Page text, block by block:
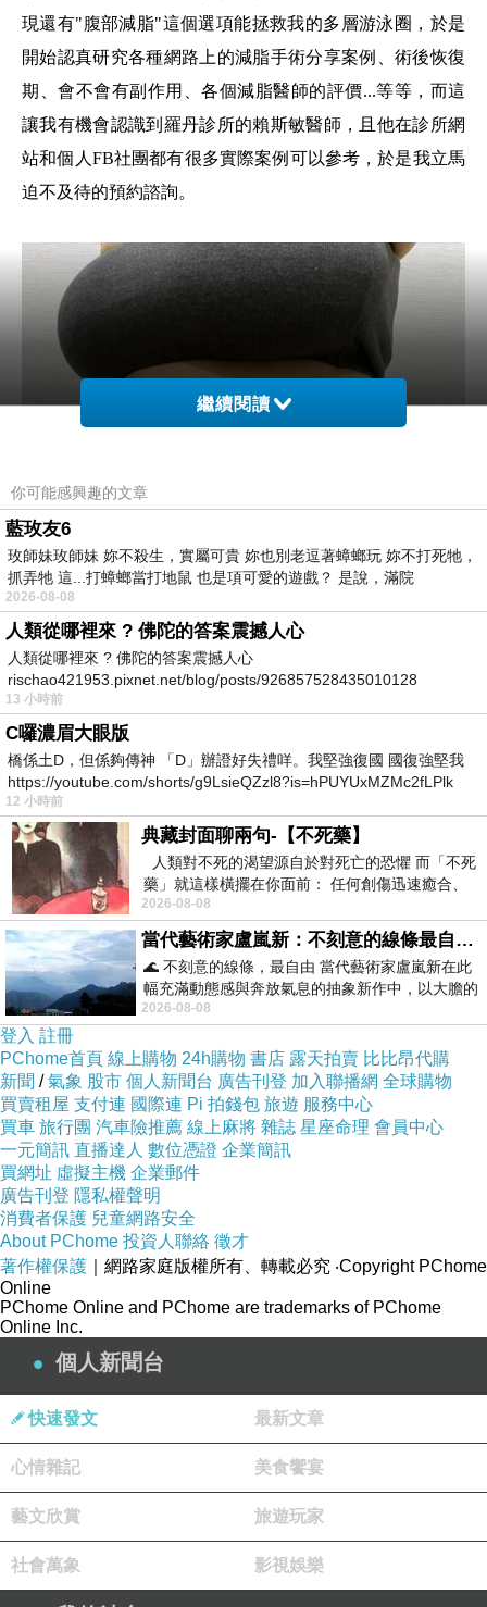
現還有"腹部減脂"這個選項能拯救我的多層游泳圈，於是
開始認真研究各種網路上的減脂手術分享案例、術後恢復
期、會不會有副作用、各個減脂醫師的評價...等等，而這
讓我有機會認識到羅丹診所的賴斯敏醫師，且他在診所網
站和個人FB社團都有很多實際案例可以參考，於是我立馬
迫不及待的預約諮詢。
▲術前追求更纖瘦美麗的腰身
▲術後瘦小腹瘦肚子有感，擁有美好腰線
雷射減脂手術專業評估 快速雕塑腹部窈窕曲線
其實，我之前也有去幾間醫美診所諮詢過減脂手術，但當
天在羅丹診所諮詢時，賴醫師與護理師都很有耐心的聆聽
我的瘦肚子瘦小腹需求，讓我感覺他們非常專業，所以最
後決定要找賴醫師做雷射減脂手術，為了讓身形變得更美
麗，徹底瘦肚子、瘦小腹，解決多年來的肚肉困擾，相信
一切努力都是值得的。
繼續閱讀
你可能感興趣的文章
藍玫友6
玫師妹玫師妹 妳不殺生，實屬可貴 妳也別老逗著蟑螂玩 妳不打死牠，
抓弄牠 這...打蟑螂當打地鼠 也是項可愛的遊戲？ 是說，滿院
2026-08-08
人類從哪裡來 ? 佛陀的答案震撼人心
人類從哪裡來 ? 佛陀的答案震撼人心
rischao421953.pixnet.net/blog/posts/926857528435010128
13 小時前
C囉濃眉大眼版
橋係土D，但係夠傳神 「D」辦證好失禮咩。我堅強復國 國復強堅我
https://youtube.com/shorts/g9LsieQZzl8?is=hPUYUxMZMc2fLPlk
12 小時前
典藏封面聊兩句-【不死藥】
人類對不死的渴望源自於對死亡的恐懼 而「不死
藥」就這樣橫擺在你面前： 任何創傷迅速癒合、
停止衰老、痛覺消失…堪
2026-08-08
當代藝術家盧嵐新：不刻意的線條最自由，讓色彩流動、筆觸自己說話
🌊 不刻意的線條，最自由 當代藝術家盧嵐新在此
幅充滿動態感與奔放氣息的抽象新作中，以大膽的
藍色顏料在白色畫布上揮灑、壓印與流淌
2026-08-08
登入 註冊
PChome首頁 線上購物 24h購物 書店 露天拍賣 比比昂代購
新聞 /氣象 股市 個人新聞台 廣告刊登 加入聯播網 全球購物
買賣租屋 支付連 國際連 Pi 拍錢包 旅遊 服務中心
買車 旅行團 汽車險推薦 線上麻將 雜誌 星座命理 會員中心
一元簡訊 直播達人 數位憑證 企業簡訊
買網址 虛擬主機 企業郵件
廣告刊登 隱私權聲明
消費者保護 兒童網路安全
About PChome 投資人聯絡 徵才
著作權保護 ｜網路家庭版權所有、轉載必究 ‧Copyright PChome
Online
PChome Online and PChome are trademarks of PChome
Online Inc.
個人新聞台
快速發文 最新文章
心情雜記 美食饗宴
藝文欣賞 旅遊玩家
社會萬象 影視娛樂